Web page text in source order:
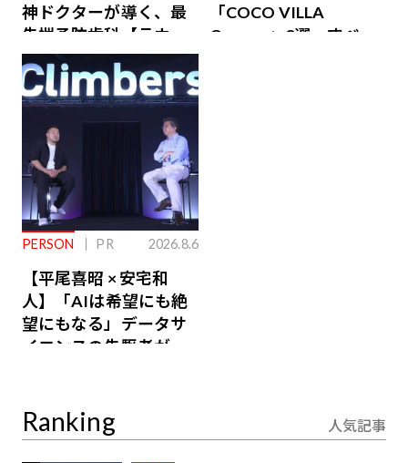
神ドクターが導く、最
先端予防歯科【ラウン
ジ会員特典あり】
「COCO VILLA
Owners」3選。すべて
PERSON PR 2026.8.6
【平尾喜昭 × 安宅和
人】「AIは希望にも絶
望にもなる」データサ
イエンスの先駆者が語
Ranking 人気記事